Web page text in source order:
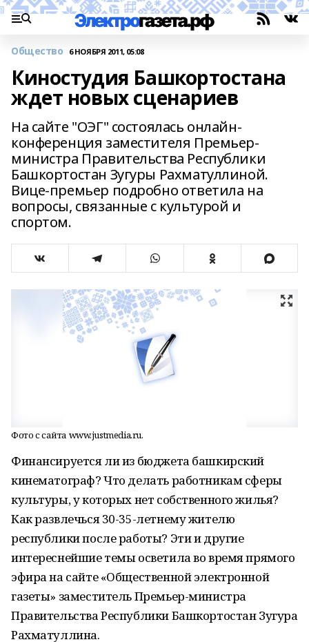
Общество 6 НОЯБРЯ 2011, 05:08
Киностудия Башкортостана
ждет новых сценариев
На сайте "ОЭГ" состоялась онлайн-
конференция заместителя Премьер-
министра Правительства Республики
Башкортостан Зугуры Рахматуллиной.
Вице-премьер подробно ответила на
вопросы, связанные с культурой и
спортом.
Фото с сайта www.justmedia.ru.
Финансируется ли из бюджета башкирский
кинематограф? Что делать работникам сферы
культуры, у которых нет собственного жилья?
Как развлечься 30-35-летнему жителю
республики после работы? Эти и другие
интереснейшие темы осветила во время прямого
эфира на сайте «Общественной электронной
газеты» заместитель Премьер-министра
Правительства Республики Башкортостан Зугура
Рахматуллина.